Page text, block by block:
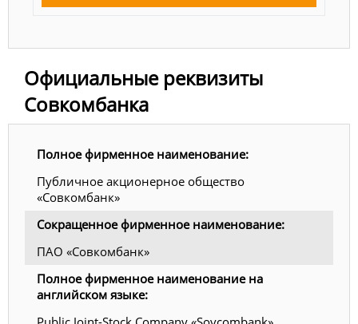
Официальные реквизиты
Совкомбанка
Полное фирменное наименование:
Публичное акционерное общество
«Совкомбанк»
Сокращенное фирменное наименование:
ПАО «Совкомбанк»
Полное фирменное наименование на
английском языке: